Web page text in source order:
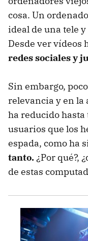
cosa. Un
ideal de una tele
Desde ver vídeos
redes sociales y
Sin embargo,
relevancia y en la
ha reducido
usuarios que los
espada, como ha
tanto.¿Por qué?,
de estas